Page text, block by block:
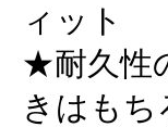
ィット
★耐久性
きはも